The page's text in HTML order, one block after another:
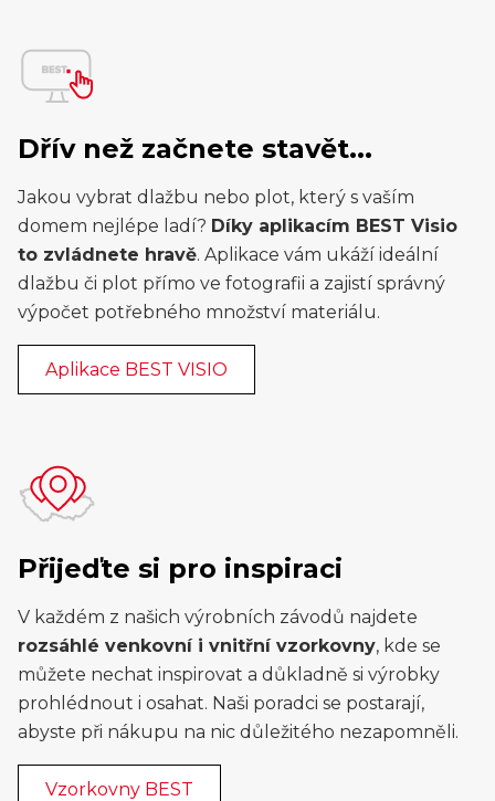
Dřív než začnete stavět...
Jakou vybrat dlažbu nebo plot, který s vaším
domem nejlépe ladí? Díky aplikacím BEST Visio
to zvládnete hravě. Aplikace vám ukáží ideální
dlažbu či plot přímo ve fotografii a zajistí správný
výpočet potřebného množství materiálu.
Aplikace BEST VISIO
Přijeďte si pro inspiraci
V každém z našich výrobních závodů najdete
rozsáhlé venkovní i vnitřní vzorkovny, kde se
můžete nechat inspirovat a důkladně si výrobky
prohlédnout i osahat. Naši poradci se postarají,
abyste při nákupu na nic důležitého nezapomněli.
Vzorkovny BEST